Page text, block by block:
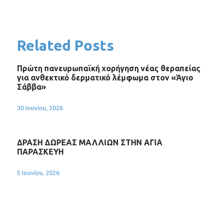
Related Posts
Πρώτη πανευρωπαϊκή χορήγηση νέας θεραπείας
για ανθεκτικό δερματικό λέμφωμα στον «Άγιο
Σάββα»
30 Ιουνίου, 2026
ΔΡΑΣΗ ΔΩΡΕΑΣ ΜΑΛΛΙΩΝ ΣΤΗΝ ΑΓΙΑ
ΠΑΡΑΣΚΕΥΗ
5 Ιουνίου, 2026